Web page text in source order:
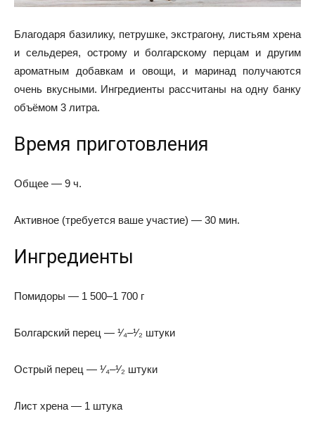
Благодаря базилику, петрушке, экстрагону, листьям хрена
и сельдерея, острому и болгарскому перцам и другим
ароматным добавкам и овощи, и маринад получаются
очень вкусными. Ингредиенты рассчитаны на одну банку
объёмом 3 литра.
Время приготовления
Общее — 9 ч.
Активное (требуется ваше участие) — 30 мин.
Ингредиенты
Помидоры — 1 500–1 700 г
Болгарский перец — ¹⁄₄–¹⁄₂ штуки
Острый перец — ¹⁄₄–¹⁄₂ штуки
Лист хрена — 1 штука